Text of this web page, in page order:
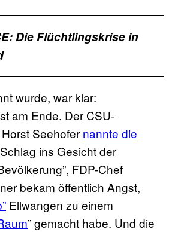
Die Flüchtlingskrise in
wurde, war klar:
am Ende. Der CSU-
Seehofer nannte die
ins Gesicht der
FDP-Chef
bekam öffentlich Angst,
Ellwangen zu einem
” gemacht habe. Und die